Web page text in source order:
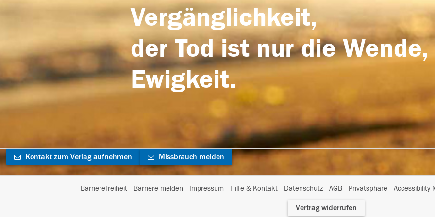
Vergänglichkeit,
der Tod ist nur die
Ewigkeit.
Kontakt zum Verlag aufnehmen Missbrauch melden
Barrierefreiheit Barriere melden Impressum Hilfe & Kontakt Datenschutz AGB Privatsphäre
I
Vertrag widerrufen